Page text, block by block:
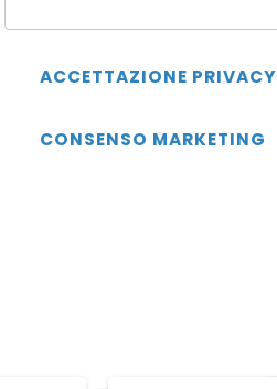
ACCETTAZIONE PRIVACY
CONSENSO MARKETING